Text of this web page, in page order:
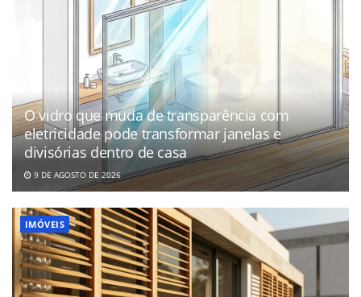
O vidro que muda de transparência com
eletricidade pode transformar janelas e
divisórias dentro de casa
9 DE AGOSTO DE 2026
IMÓVEIS